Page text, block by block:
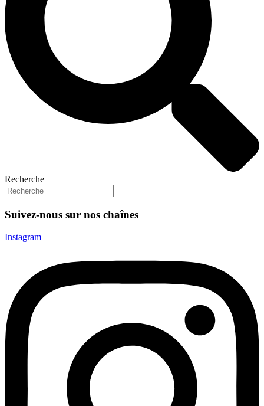
Recherche
Suivez-nous sur nos chaînes
Instagram